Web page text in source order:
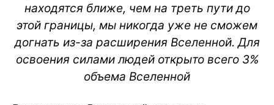
находятся ближе, чем на треть пути до
этой границы, мы никогда уже не сможем
догнать из-за расширения Вселенной. Для
освоения силами людей открыто всего 3%
объема Вселенной